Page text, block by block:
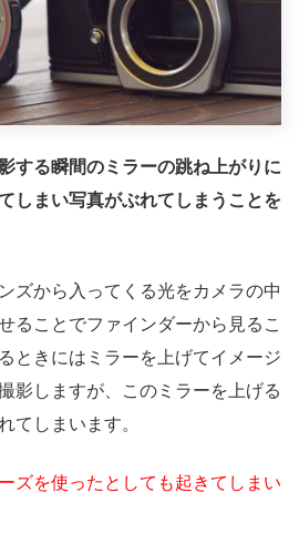
する瞬間のミラーの跳ね上がりに
しまい写真がぶれてしまうことを
ズから入ってくる光をカメラの中
ることでファインダーから見るこ
ときにはミラーを上げてイメージ
影しますが、このミラーを上げる
てしまいます。
ズを使ったとしても起きてしまい